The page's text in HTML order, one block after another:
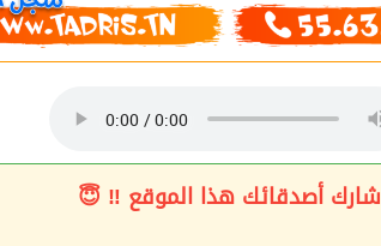
شارك أصدقائك هذا الموقع ‼ 😇